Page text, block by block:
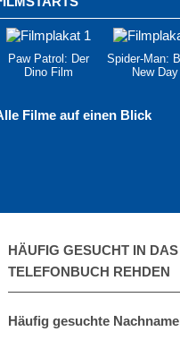
Paw Patrol: Der
Dino Film
Spider-Man:
New Day
Filme auf einen Blick
HÄUFIG GESUCHT IN
TELEFONBUCH REHDEN
Häufig gesuchte